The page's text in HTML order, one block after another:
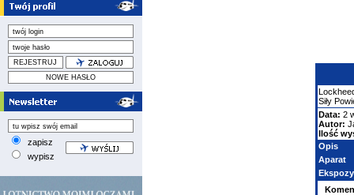
zapisz
wypisz
Siły
Data: 2
Autor:
Ilość
Opis
Aparat